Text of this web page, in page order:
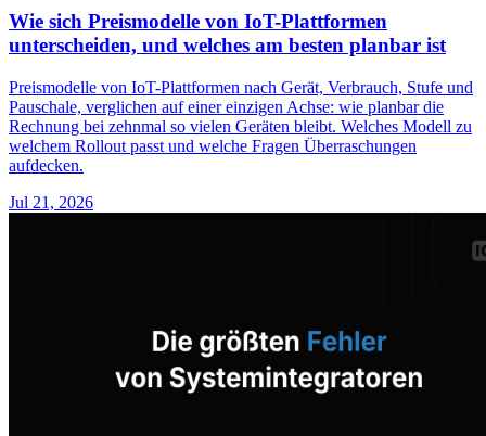
Wie sich Preismodelle von IoT-Plattformen
unterscheiden, und welches am besten planbar ist
Preismodelle von IoT-Plattformen nach Gerät, Verbrauch, Stufe und
Pauschale, verglichen auf einer einzigen Achse: wie planbar die
Rechnung bei zehnmal so vielen Geräten bleibt. Welches Modell zu
welchem Rollout passt und welche Fragen Überraschungen
aufdecken.
Jul 21, 2026